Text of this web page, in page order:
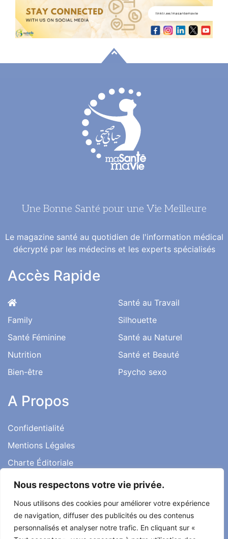
Nous respectons votre vie privée.
Nous utilisons des cookies pour améliorer votre expérience
de navigation, diffuser des publicités ou des contenus
personnalisés et analyser notre trafic. En cliquant sur «
Une Bonne Santé pour une Vie Meilleure
Le magazine santé au quotidien de l'information médical
décrypté par les médecins et les experts spécialisés
Accès Rapide
Family
Santé Féminine
Nutrition
Bien-être
Santé au Travail
Silhouette
Santé au Naturel
Santé et Beauté
Psycho sexo
A Propos
Confidentialité
Mentions Légales
Charte Éditoriale
Conditions d’utilisation
Témoignages